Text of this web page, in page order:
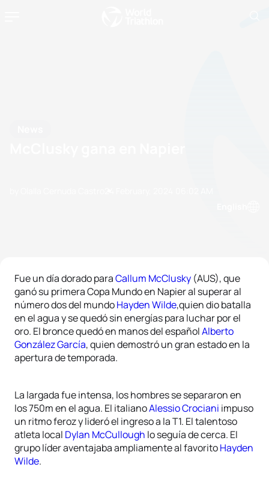
Fue un día dorado paraCallum McClusky (AUS), que
ganó su primera Copa Mundo en Napier al superar al
número dos del mundoHayden Wilde,quien dio batalla
en el agua y se quedó sin energías para luchar por el
oro. El bronce quedó en manos del españolAlberto
González García, quien demostró un gran estado en la
apertura de temporada.
La largada fue intensa, los hombres se separaron en
los 750m en el agua. El italianoAlessio Crociani impuso
un ritmo feroz y lideró el ingreso a la T1. El talentoso
atleta local Dylan McCullough lo seguía de cerca. El
grupo líder aventajaba ampliamente al favoritoHayden
Wilde.